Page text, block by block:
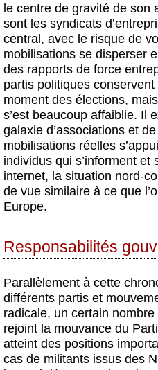
le centre de gravité de son
sont les syndicats
central, avec le risque de
mobilisations se disperser
des rapports de force
partis politiques
moment des élections,
s’est beaucoup affaiblie. Il
galaxie d’associations et
mobilisations réelles
individus qui s’informent et
internet, la situation nord-
de vue similaire à ce que
Europe.
Responsabilités
Parallèlement à cette
différents partis et
radicale, un certain
rejoint la mouvance du
atteint des positions
cas de militants issus des